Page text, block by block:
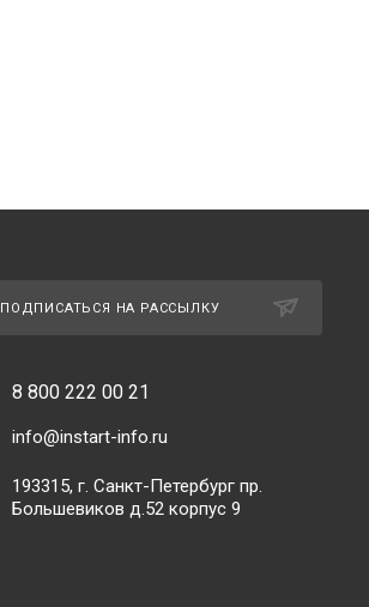
ПОДПИСАТЬСЯ НА РАССЫЛКУ
8 800 222 00 21
info@instart-info.ru
193315, г. Санкт-Петербург пр.
Большевиков д.52 корпус 9